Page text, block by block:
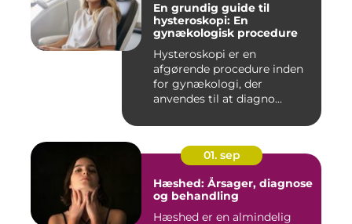
En grundig guide til
hysteroskopi: En
gynækologisk procedure
Hysteroskopi er en
afgørende procedure inden
for gynækologi, der
anvendes til at diagno...
01. sep
Hæshed: Årsager, diagnose
og behandling
Hæshed er en almindelig